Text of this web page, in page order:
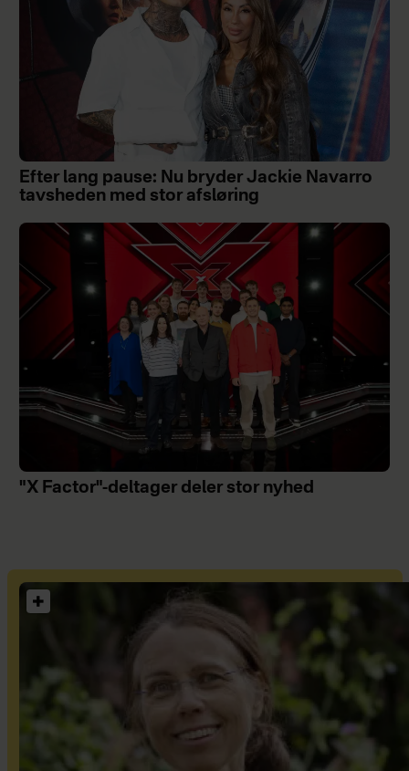
Efter lang pause: Nu bryder Jackie Navarro
tavsheden med stor afsløring
"X Factor"-deltager deler stor nyhed